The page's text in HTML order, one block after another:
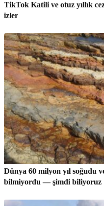
TikTok Katili ve otuz yıllık
izler
Dünya 60 milyon yıl soğudu
bilmiyordu — şimdi biliyoruz